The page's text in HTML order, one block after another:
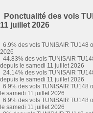
Ponctualité des vols
11 juillet 2026
6.9% des vols TUNISAIR TU148
2026
44.83% des vols TUNISAIR
depuis le samedi 11 juillet 2026
24.14% des vols TUNISAIR
depuis le samedi 11 juillet 2026
6.9% des vols TUNISAIR TU148
le samedi 11 juillet 2026
6.9% des vols TUNISAIR TU148
le samedi 11 juillet 2026